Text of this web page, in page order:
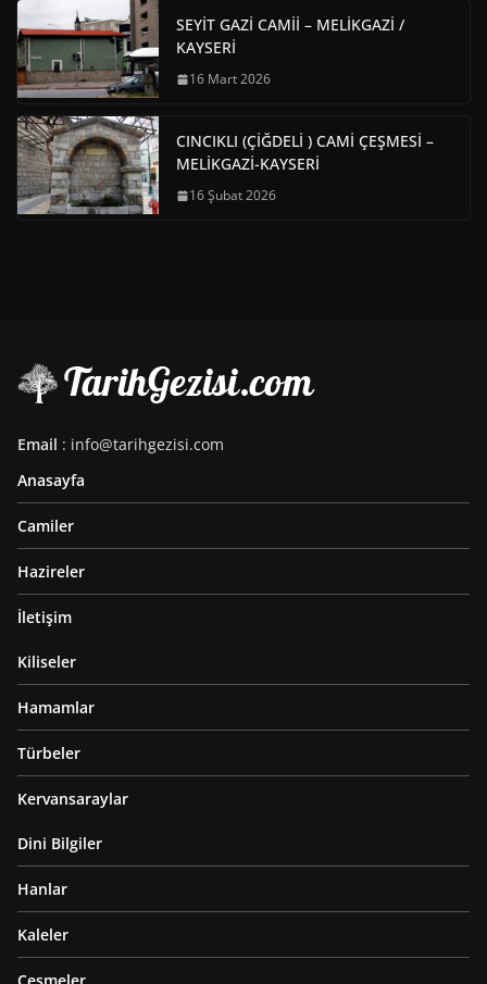
SEYİT GAZİ CAMİİ – MELİKGAZİ /
KAYSERİ
16 Mart 2026
CINCIKLI (ÇİĞDELİ ) CAMİ ÇEŞMESİ –
MELİKGAZİ-KAYSERİ
16 Şubat 2026
Email : info@tarihgezisi.com
Anasayfa
Camiler
Hazireler
İletişim
Kiliseler
Hamamlar
Türbeler
Kervansaraylar
Dini Bilgiler
Hanlar
Kaleler